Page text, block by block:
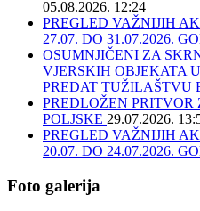
05.08.2026. 12:24
PREGLED VAŽNIJIH
27.07. DO 31.07.2026.
OSUMNJIČENI ZA
VJERSKIH OBJEKATA
PREDAT TUŽILAŠTVU
PREDLOŽEN
POLJSKE 29.07.2026.
PREGLED VAŽNIJIH
20.07. DO 24.07.2026.
Foto galerija